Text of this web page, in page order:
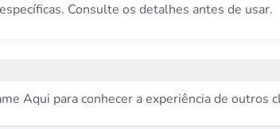
Consulte os detalhes antes de usar.
Aqui para conhecer a experiência de outros